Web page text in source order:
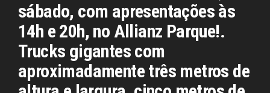
sábado, com apresentações às
14h e 20h, no Allianz Parque!.
Trucks gigantes com
aproximadamente três metros de